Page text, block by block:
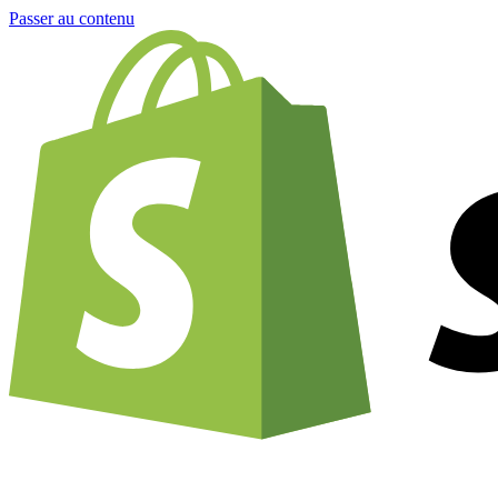
Passer au contenu